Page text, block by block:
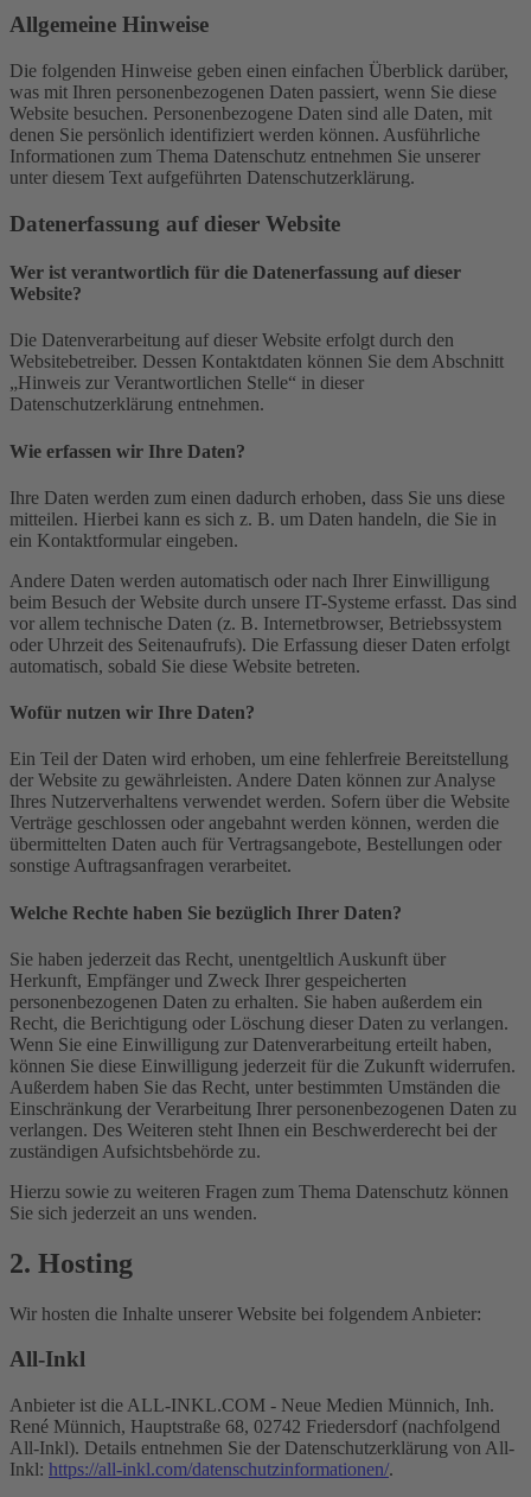
Allgemeine Hinweise
Die folgenden Hinweise geben einen einfachen Überblick darüber,
was mit Ihren personenbezogenen Daten passiert, wenn Sie diese
Website besuchen. Personenbezogene Daten sind alle Daten, mit
denen Sie persönlich identifiziert werden können. Ausführliche
Informationen zum Thema Datenschutz entnehmen Sie unserer
unter diesem Text aufgeführten Datenschutzerklärung.
Datenerfassung auf dieser Website
Wer ist verantwortlich für die Datenerfassung auf dieser
Website?
Die Datenverarbeitung auf dieser Website erfolgt durch den
Websitebetreiber. Dessen Kontaktdaten können Sie dem Abschnitt
„Hinweis zur Verantwortlichen Stelle“ in dieser
Datenschutzerklärung entnehmen.
Wie erfassen wir Ihre Daten?
Ihre Daten werden zum einen dadurch erhoben, dass Sie uns diese
mitteilen. Hierbei kann es sich z. B. um Daten handeln, die Sie in
ein Kontaktformular eingeben.
Andere Daten werden automatisch oder nach Ihrer Einwilligung
beim Besuch der Website durch unsere IT-Systeme erfasst. Das sind
vor allem technische Daten (z. B. Internetbrowser, Betriebssystem
oder Uhrzeit des Seitenaufrufs). Die Erfassung dieser Daten erfolgt
automatisch, sobald Sie diese Website betreten.
Wofür nutzen wir Ihre Daten?
Ein Teil der Daten wird erhoben, um eine fehlerfreie Bereitstellung
der Website zu gewährleisten. Andere Daten können zur Analyse
Ihres Nutzerverhaltens verwendet werden. Sofern über die Website
Verträge geschlossen oder angebahnt werden können, werden die
übermittelten Daten auch für Vertragsangebote, Bestellungen oder
sonstige Auftragsanfragen verarbeitet.
Welche Rechte haben Sie bezüglich Ihrer Daten?
Sie haben jederzeit das Recht, unentgeltlich Auskunft über
Herkunft, Empfänger und Zweck Ihrer gespeicherten
personenbezogenen Daten zu erhalten. Sie haben außerdem ein
Recht, die Berichtigung oder Löschung dieser Daten zu verlangen.
Wenn Sie eine Einwilligung zur Datenverarbeitung erteilt haben,
können Sie diese Einwilligung jederzeit für die Zukunft widerrufen.
Außerdem haben Sie das Recht, unter bestimmten Umständen die
Einschränkung der Verarbeitung Ihrer personenbezogenen Daten zu
verlangen. Des Weiteren steht Ihnen ein Beschwerderecht bei der
zuständigen Aufsichtsbehörde zu.
Hierzu sowie zu weiteren Fragen zum Thema Datenschutz können
Sie sich jederzeit an uns wenden.
2. Hosting
Wir hosten die Inhalte unserer Website bei folgendem Anbieter:
All-Inkl
Anbieter ist die ALL-INKL.COM - Neue Medien Münnich, Inh.
René Münnich, Hauptstraße 68, 02742 Friedersdorf (nachfolgend
All-Inkl). Details entnehmen Sie der Datenschutzerklärung von All-
Inkl: https://all-inkl.com/datenschutzinformationen/.